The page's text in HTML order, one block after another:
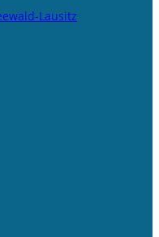
Lausitz